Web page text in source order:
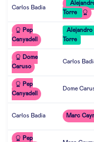
Carlos Badia
Torre
Pep
Canyadell
Alejandro
Torre
Dome
Caruso
Carlos
Pep
Canyadell
Dome
Carlos Badia Marc
Pep